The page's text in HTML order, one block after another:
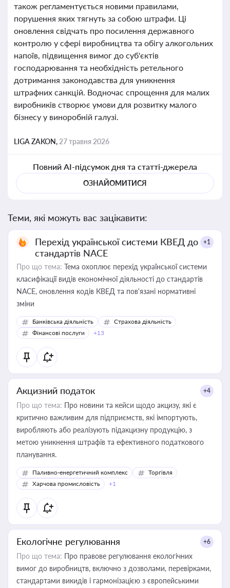
також регламентується новими правилами,
порушення яких тягнуть за собою штрафи. Ці
оновлення свідчать про посилення державного
контролю у сфері виробництва та обігу алкогольних
напоїв, підвищення вимог до суб'єктів
господарювання та необхідність ретельного
дотримання законодавства для уникнення
штрафних санкцій. Водночас спрощення для малих
виробників створює умови для розвитку малого
бізнесу у виноробній галузі.
LIGA ZAKON, 27 травня 2026
Повний AI-підсумок дня та статті-джерела
ОЗНАЙОМИТИСЯ
Теми, які можуть вас зацікавити:
Перехід української системи КВЕД до
стандартів NACE
+1
Про що тема: Тема охоплює перехід української системи
класифікації видів економічної діяльності до стандартів
NACE, оновлення кодів КВЕД та пов'язані нормативні
зміни
Банківська діяльність
Страхова діяльність
Фінансові послуги
+13
Акцизний податок +4
Про що тема: Про новини та кейси щодо акцизу, які є
критично важливим для підприємств, які імпортують,
виробляють або реалізують підакцизну продукцію, з
метою уникнення штрафів та ефективного податкового
планування.
Паливно-енергетичний комплекс
Торгівля
Харчова промисловість
+1
Екологічне регулювання +6
Про що тема: Про правове регулювання екологічних
вимог до виробництв, включно з дозволами, перевірками,
стандартами викидів і гармонізацією з європейськими